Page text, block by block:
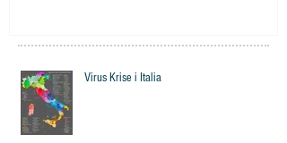
Virus Krise i Italia